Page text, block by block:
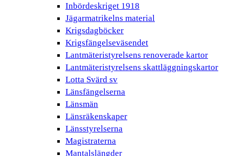
Inbördeskriget 1918
Jägarmatrikelns material
Krigsdagböcker
Krigsfängelseväsendet
Lantmäteristyrelsens renoverade kartor
Lantmäteristyrelsens skattläggningskartor
Lotta Svärd sv
Länsfängelserna
Länsmän
Länsräkenskaper
Länsstyrelserna
Magistraterna
Mantalslängder